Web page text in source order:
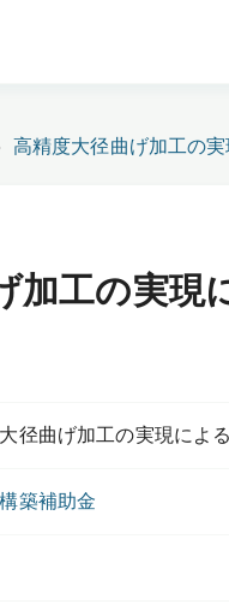
高精度大径曲げ加工の
加工の実現
径曲げ加工の実現によ
築補助金